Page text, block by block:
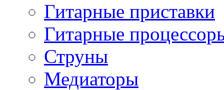
Гитарные приставки
Гитарные
Струны
Медиаторы